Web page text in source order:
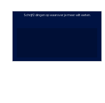
Schrijf 2 dingen op waarover je meer wilt weten.